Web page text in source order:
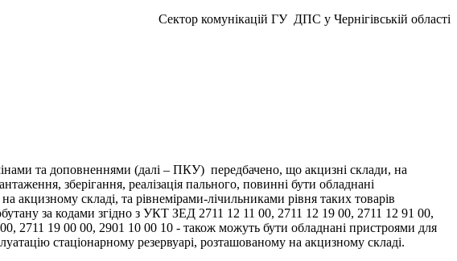
Сектор комунікацій ГУ ДПС у Чернігівській області
та доповненнями (далі – ПКУ) передбачено, що акцизні склади, на
зберігання, реалізація пального, повинні бути обладнані
складі, та рівнемірами-лічильниками рівня таких товарів
за кодами згідно з УКТ ЗЕД 2711 12 11 00, 2711 12 19 00, 2711 12 91 00,
2711 19 00 00, 2901 10 00 10 - також можуть бути обладнані пристроями для
стаціонарному резервуарі, розташованому на акцизному складі.